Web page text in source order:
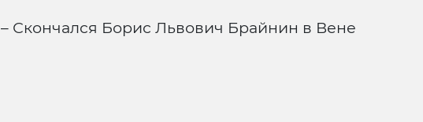
– Скончался Борис Львович Брайнин в Вене